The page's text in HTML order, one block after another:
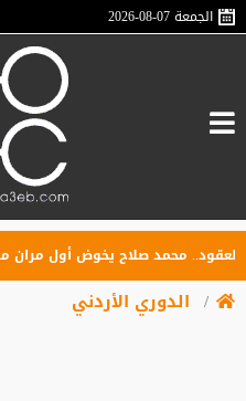
الجمعة2026-08-07
محمد صلاح يخوض أول مران مع
الدوري الأردني